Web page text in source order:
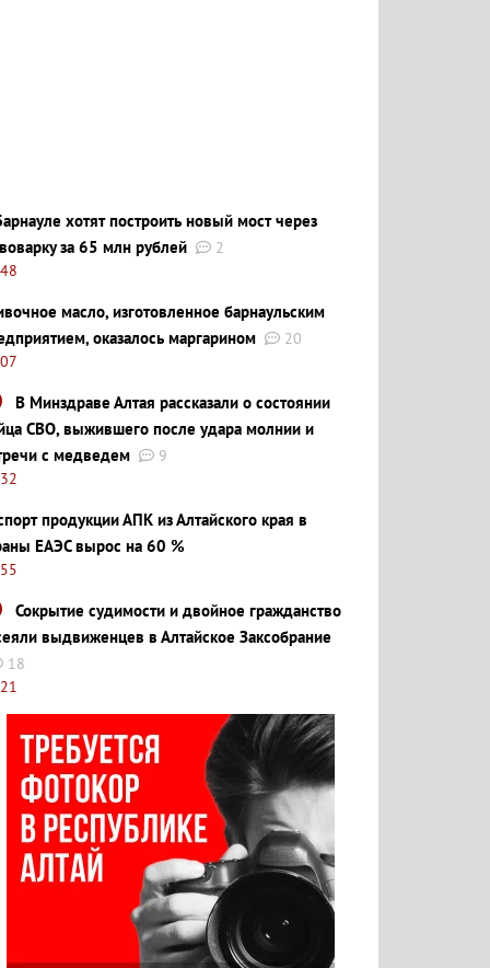
хотят построить новый мост через
за 65 млн рублей
2
масло, изготовленное барнаульским
оказалось маргарином
20
В Минздраве Алтая рассказали о состоянии
СВО, выжившего после удара молнии и
с медведем
9
продукции АПК из Алтайского края в
ЕАЭС вырос на 60 %
Сокрытие судимости и двойное гражданство
выдвиженцев в Алтайское Заксобрание
18